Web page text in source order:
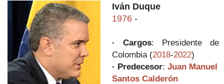
Iván Duque
1976 -
· Cargos: Presidente de
Colombia (2018-2022)
· Predecesor: Juan Manuel
Santos Calderón